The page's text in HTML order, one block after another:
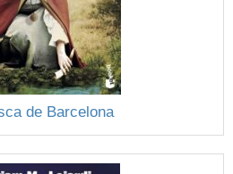
de Barcelona